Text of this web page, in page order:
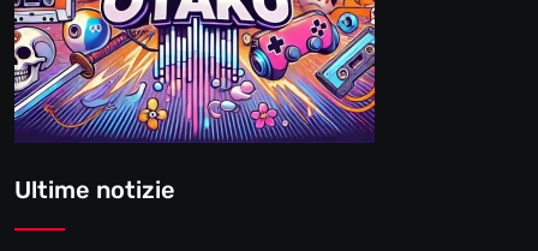
Ultime notizie